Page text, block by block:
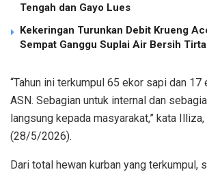
Tengah dan Gayo Lues
Kekeringan Turunkan Debit Krueng
Sempat Ganggu Suplai Air Bersih
“Tahun ini terkumpul 65 ekor sapi dan 17
ASN. Sebagian untuk internal dan
langsung kepada masyarakat,” kata
(28/5/2026).
Dari total hewan kurban yang terkumpul,